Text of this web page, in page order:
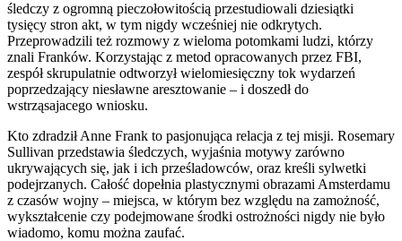
śledczy z ogromną pieczołowitością przestudiowali dziesiątki
tysięcy stron akt, w tym nigdy wcześniej nie odkrytych.
Przeprowadzili też rozmowy z wieloma potomkami ludzi, którzy
znali Franków. Korzystając z metod opracowanych przez FBI,
zespół skrupulatnie odtworzył wielomiesięczny tok wydarzeń
poprzedzający niesławne aresztowanie – i doszedł do
wstrząsajacego wniosku.
Kto zdradził Anne Frank to pasjonująca relacja z tej misji. Rosemary
Sullivan przedstawia śledczych, wyjaśnia motywy zarówno
ukrywających się, jak i ich prześladowców, oraz kreśli sylwetki
podejrzanych. Całość dopełnia plastycznymi obrazami Amsterdamu
z czasów wojny – miejsca, w którym bez względu na zamożność,
wykształcenie czy podejmowane środki ostrożności nigdy nie było
wiadomo, komu można zaufać.